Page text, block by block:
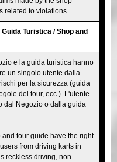
related to violations.
Turistica / Shop and
e la guida turistica hanno
un singolo utente dalla
per la sicurezza (guida
del tour, ecc.). L'utente
dal Negozio o dalla guida
tour guide have the right
from driving karts in
reckless driving, non-